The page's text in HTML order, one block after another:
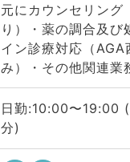
元にカウンセリング
り）・薬の調合及び
イン診療対応（AGA
み）・その他関連業
日勤:10:00〜19:00
分)